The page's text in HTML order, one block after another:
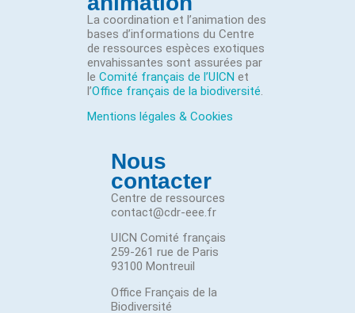
La coordination et l’animation des
bases d’informations du Centre
de ressources espèces exotiques
envahissantes sont assurées par
le Comité français de l’UICN et
l’Office français de la biodiversité.
Mentions légales & Cookies
Nous
contacter
Centre de ressources
contact@cdr-eee.fr
UICN Comité français
259-261 rue de Paris
93100 Montreuil
Office Français de la
Biodiversité